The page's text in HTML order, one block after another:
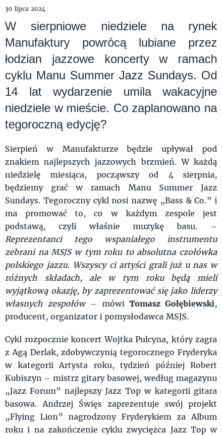
30 lipca 2024
W sierpniowe niedziele na rynek
Manufaktury powrócą lubiane przez
łodzian jazzowe koncerty w ramach
cyklu Manu Summer Jazz Sundays. Od
14 lat wydarzenie umila wakacyjne
niedziele w mieście. Co zaplanowano na
tegoroczną edycję?
Sierpień w Manufakturze będzie upływał pod
znakiem najlepszych jazzowych brzmień. W każdą
niedzielę miesiąca, począwszy od 4 sierpnia,
będziemy grać w ramach Manu Summer Jazz
Sundays. Tegoroczny cykl nosi nazwę „Bass & Co.” i
ma promować to, co w każdym zespole jest
podstawą, czyli właśnie muzykę basu. –
Reprezentanci tego wspaniałego instrumentu
zebrani na MSJS w tym roku to absolutna czołówka
polskiego jazzu. Wszyscy ci artyści grali już u nas w
różnych składach, ale w tym roku będą mieli
wyjątkową okazję, by zaprezentować się jako liderzy
własnych zespołów– mówi Tomasz Gołębiewski,
producent, organizator i pomysłodawca MSJS.
Cykl rozpocznie koncert Wojtka Pulcyna, który zagra
z Agą Derlak, zdobywczynią tegorocznego Fryderyka
w kategorii Artysta roku, tydzień później Robert
Kubiszyn – mistrz gitary basowej, według magazynu
„Jazz Forum” najlepszy Jazz Top w kategorii gitara
basowa. Andrzej Święs zaprezentuje swój projekt
„Flying Lion” nagrodzony Fryderykiem za Album
roku i na zakończenie cyklu zwycięzca Jazz Top w